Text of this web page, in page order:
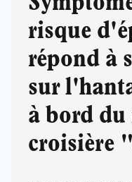
risque
répond à
sur
à bord du
croisière